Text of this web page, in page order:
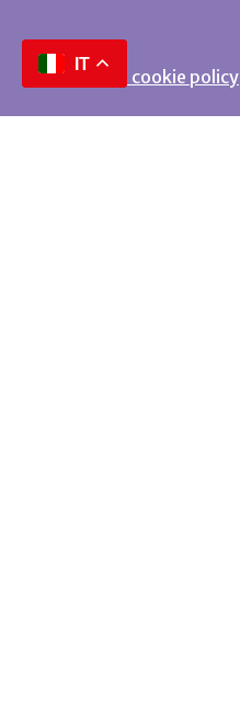
Privacy e cookie policy
IT